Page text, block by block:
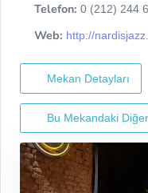
Telefon: 0 (212) 244
Web: http://
Mekan Detayları
Bu Mekandaki